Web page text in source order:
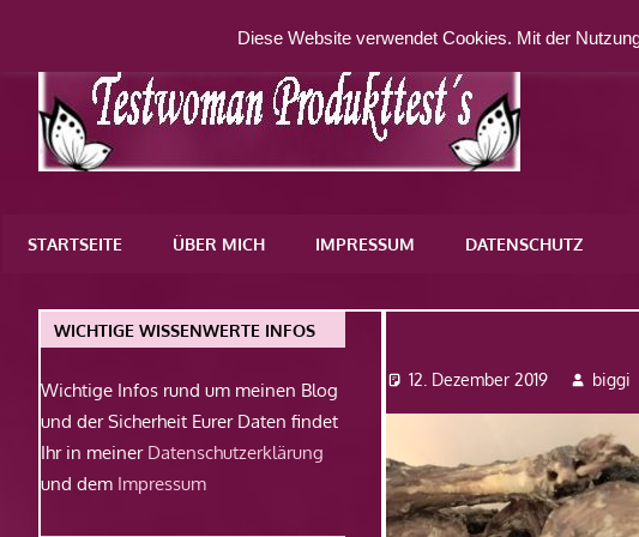
springen
WordPress-
STARTSEITE ÜBER MICH IMPRESSUM DATENSCHUTZ
12. Dezember 2019 biggi
WICHTIGE WISSENWERTE INFOS
Wichtige Infos rund um meinen Blog
und der Sicherheit Eurer Daten findet
Ihr in meiner Datenschutzerklärung
und dem Impressum
Diese Website verwendet Cookies. Mit der